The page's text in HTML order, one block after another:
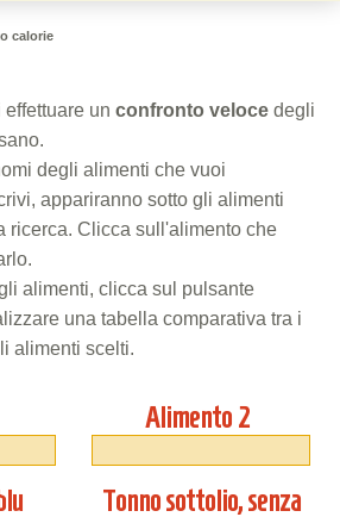
calorie
effettuare un confronto veloce degli
degli alimenti che vuoi
appariranno sotto gli alimenti
ricerca. Clicca sull'alimento che
alimenti, clicca sul pulsante
una tabella comparativa tra i
alimenti scelti.
Alimento 2
Tonno sottolio, senza